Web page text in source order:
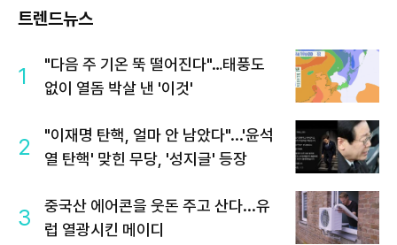
트렌드뉴스
1
"다음 주 기온 뚝 떨어진다"…태풍도
없이 열돔 박살 낸 '이것'
2
"이재명 탄핵, 얼마 안 남았다"...'윤석
열 탄핵' 맞힌 무당, '성지글' 등장
3
중국산 에어콘을 웃돈 주고 산다...유
럽 열광시킨 메이디